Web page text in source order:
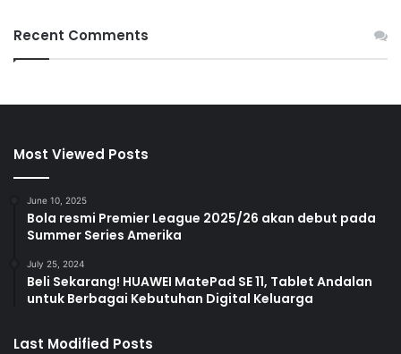
Recent Comments
Most Viewed Posts
June 10, 2025
Bola resmi Premier League 2025/26 akan debut pada
Summer Series Amerika
July 25, 2024
Beli Sekarang! HUAWEI MatePad SE 11, Tablet Andalan
untuk Berbagai Kebutuhan Digital Keluarga
Last Modified Posts